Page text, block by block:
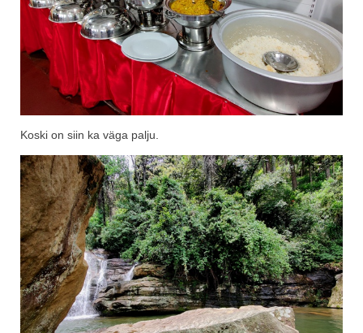
Koski on siin ka väga palju.